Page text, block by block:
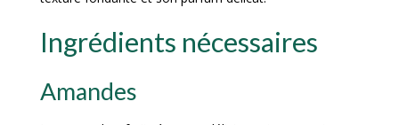
Ingrédients nécessaires
Amandes